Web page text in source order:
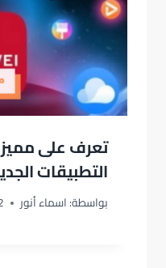
تعرف على
التطبيقات
بواسطة:اسماء أنور